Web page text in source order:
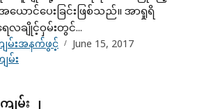
ာင်ပေးခြင်းဖြစ်သည်။ အာရှုရိ
ချိုင့်ဝှမ်းတွင်...
မ်းအနက်ဖွင့် June 15, 2017
မ်း